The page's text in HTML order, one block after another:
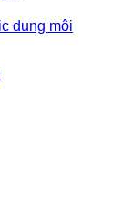
dung môi